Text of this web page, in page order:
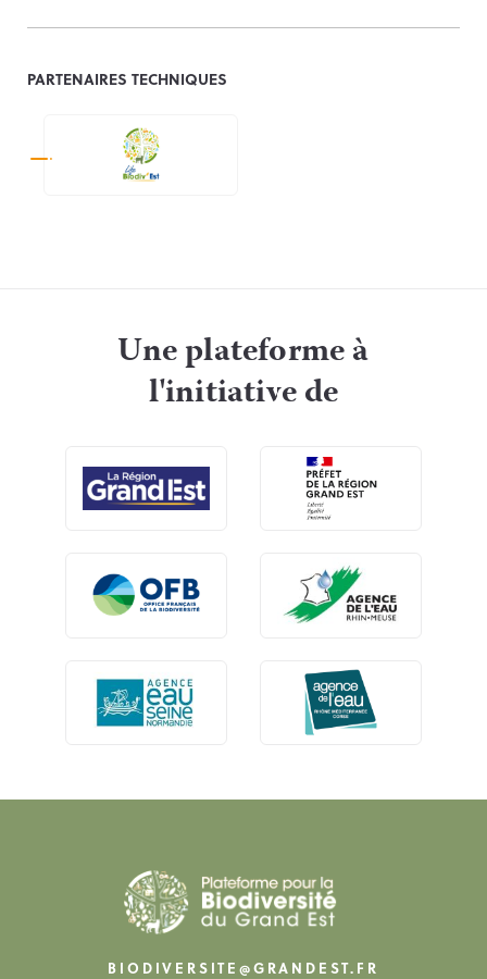
PARTENAIRES TECHNIQUES
Une plateforme à
l'initiative de
BIODIVERSITE@GRANDEST.FR